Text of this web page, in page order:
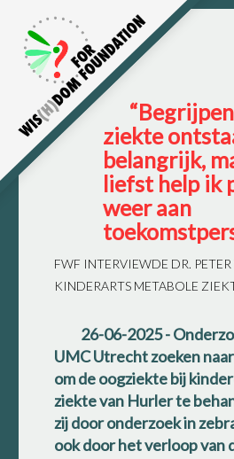
“Begrijpen hoe de
ziekte
belangrijk,
liefst help ik
weer aan
FWF INTERVIEWDE DR. PETER
KINDERARTS METABOLE
26-06-2025-
UMC Utrecht zoeken
om de oogziekte bij
ziekte van Hurler te
zij door onderzoek in
ook door het verloop van